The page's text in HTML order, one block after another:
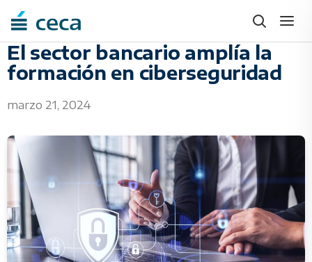
Skip
to
content
El sector bancario amplía la
formación en ciberseguridad
marzo 21, 2024